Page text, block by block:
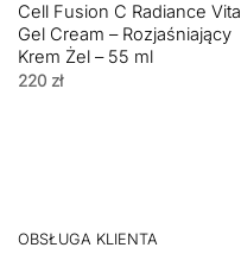
Cell Fusion C Radiance Vita
Gel Cream – Rozjaśniający
Krem Żel – 55 ml
220 zł
OBSŁUGA KLIENTA